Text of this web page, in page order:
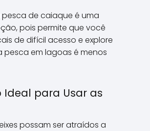
pesca de caiaque é uma
pois permite que você
de difícil acesso e explore
pesca em lagoas é menos
Ideal para Usar as
possam ser atraídos a